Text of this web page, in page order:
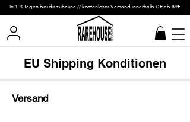
In 1-3 Tagen bei dir zuhause // kostenloser Versand innerhalb DE ab 89€
EU Shipping Konditionen
Versand